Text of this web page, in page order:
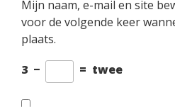
Mijn naam, e-mail en site
voor de volgende keer
plaats.
3 − = twee